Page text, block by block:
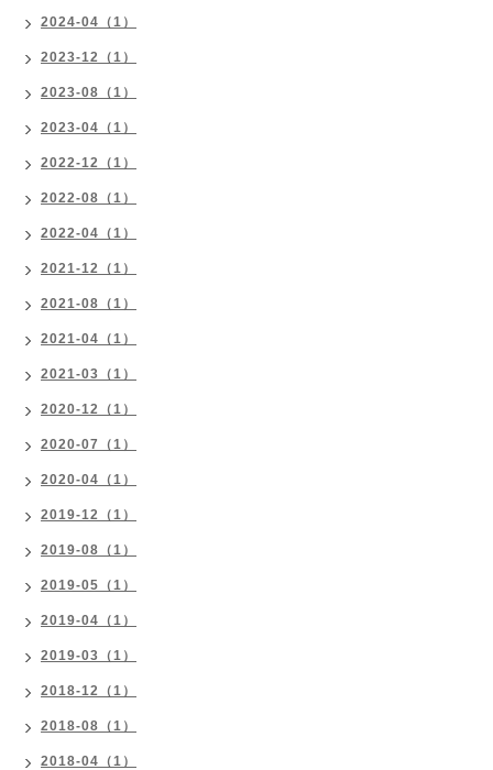
2024-04（1）
2023-12（1）
2023-08（1）
2023-04（1）
2022-12（1）
2022-08（1）
2022-04（1）
2021-12（1）
2021-08（1）
2021-04（1）
2021-03（1）
2020-12（1）
2020-07（1）
2020-04（1）
2019-12（1）
2019-08（1）
2019-05（1）
2019-04（1）
2019-03（1）
2018-12（1）
2018-08（1）
2018-04（1）